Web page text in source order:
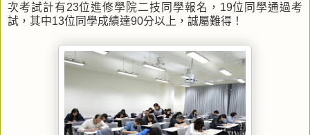
次考試計有23位進修學院二技同學報名，19位同學通過考
試，其中13位同學成績達90分以上，誠屬難得！